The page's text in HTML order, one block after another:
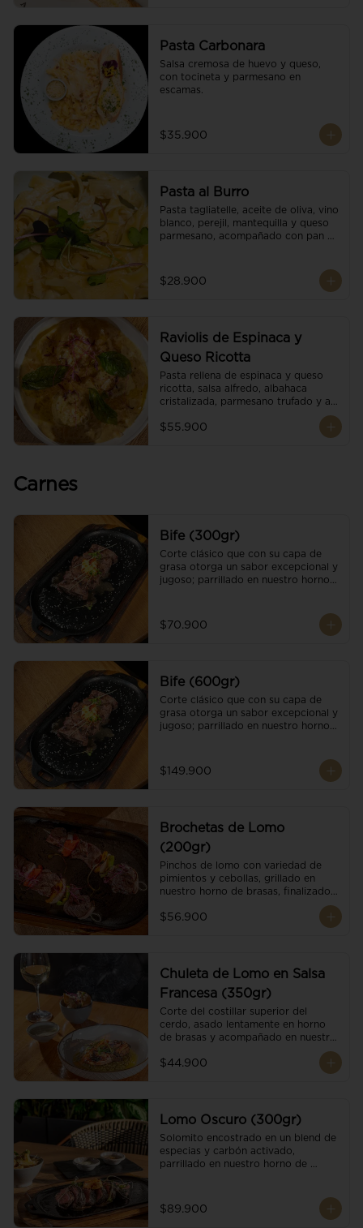
Pasta Carbonara
Salsa cremosa de huevo y queso,
con tocineta y parmesano en
escamas.
$35.900
Pasta al Burro
Pasta tagliatelle, aceite de oliva, vino
blanco, perejil, mantequilla y queso
parmesano, acompañado con pan
$28.900
Raviolis de Espinaca y
Queso Ricotta
Pasta rellena de espinaca y queso
ricotta, salsa alfredo, albahaca
cristalizada, parmesano trufado y ajo
$55.900
Carnes
Bife (300gr)
Corte clásico que con su capa de
grasa otorga un sabor excepcional y
jugoso; parrillado en nuestro horno
cristales de sal y mantequilla de ajo
y pimientos. Una guarnición a
$70.900
Bife (600gr)
Corte clásico que con su capa de
grasa otorga un sabor excepcional y
jugoso; parrillado en nuestro horno
cristales de sal y mantequilla de ajo
y pimientos. Dos guarniciones a
$149.900
Brochetas de Lomo
(200gr)
Pinchos de lomo con variedad de
pimientos y cebollas, grillado en
nuestro horno de brasas, finalizado
con cristales de sal. Acompañado de
salsa criolla.
$56.900
Chuleta de Lomo en Salsa
Francesa (350gr)
Corte del costillar superior del
cerdo, asado lentamente en horno
de brasas y acompañado en nuestra
$44.900
Lomo Oscuro (300gr)
Solomito encostrado en un blend de
especias y carbón activado,
parrillado en nuestro horno de
mantequilla de ajo y pimientos.
Acompañado de salsa criolla y una
$89.900